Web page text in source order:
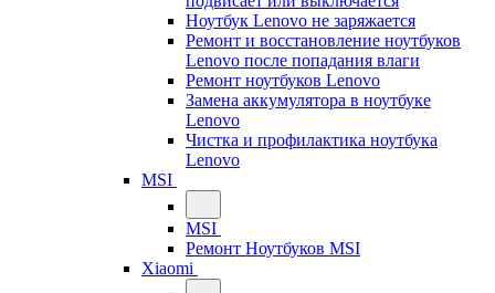
Ноутбук Lenovo не заряжается
Ремонт и восстановление ноутбуков
Lenovo после попадания влаги
Ремонт ноутбуков Lenovo
Замена аккумулятора в ноутбуке
Lenovo
Чистка и профилактика ноутбука
Lenovo
MSI
MSI
Ремонт Ноутбуков MSI
Xiaomi